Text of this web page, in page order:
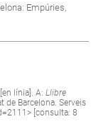
Empúries,
[en línia]. A: Llibre
de Barcelona. Serveis
> [consulta: 8